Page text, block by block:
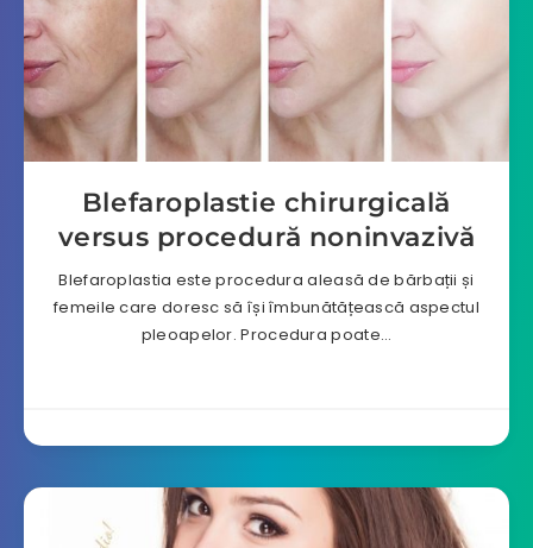
Blefaroplastie chirurgicală
versus procedură noninvazivă
Blefaroplastia este procedura aleasă de bărbații și
femeile care doresc să își îmbunătățească aspectul
pleoapelor. Procedura poate…